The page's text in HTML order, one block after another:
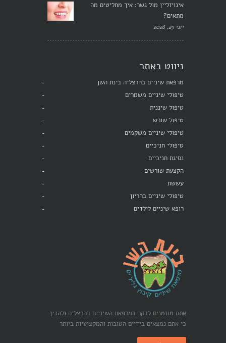
אינויזליין מול גשר: איך מחליטים מה
מתאים?
יוני 29, 2026
ניווט באתר
מרפאת שיניים בהרצליה בינת השן
טיפולי שיניים משמרים
טיפול שיננית
טיפול שורש
טיפולי שיניים משקמים
טיפולי חניכיים
נסיגת חניכיים
הקצעת שורשים
עששת
טיפולי שיניים בהריון
רופא שיניים לילדים
אתם מוזמנים לבקר במרפאת השיניים בהרצליה ולהבין
כי אתם נמצאים בידיים הטובות והמקצועיות ביותר